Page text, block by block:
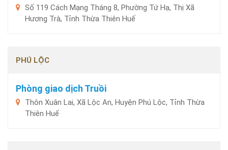
Số 119 Cách Mạng Tháng 8, Phường Tứ Hạ, Thị Xã
Hương Trà, Tỉnh Thừa Thiên Huế
PHÚ LỘC
Phòng giao dịch Truồi
Thôn Xuân Lai, Xã Lộc An, Huyện Phú Lộc, Tỉnh Thừa
Thiên Huế